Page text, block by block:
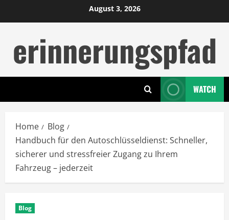
to
August 3, 2026
erinnerungspfad
WATCH
Home
Blog
Handbuch für den Autoschlüsseldienst: Schneller,
sicherer und stressfreier Zugang zu Ihrem
Fahrzeug – jederzeit
Blog